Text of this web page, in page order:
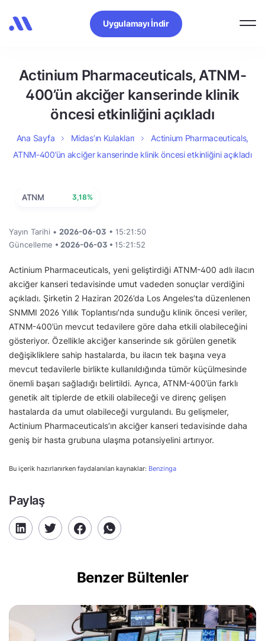
Uygulamayı İndir
Actinium Pharmaceuticals, ATNM-
400’ün akciğer kanserinde klinik
öncesi etkinliğini açıkladı
Ana Sayfa Midas’ın Kulakları
Actinium Pharmaceuticals,
ATNM-400’ün akciğer kanserinde klinik öncesi etkinliğini açıkladı
ATNM 3,18%
Yayın Tarihi • 2026-06-03 • 15:21:50
Güncelleme • 2026-06-03 • 15:21:52
Actinium Pharmaceuticals, yeni geliştirdiği ATNM-400 adlı ilacın
akciğer kanseri tedavisinde umut vadeden sonuçlar verdiğini
açıkladı. Şirketin 2 Haziran 2026’da Los Angeles’ta düzenlenen
SNMMI 2026 Yıllık Toplantısı’nda sunduğu klinik öncesi veriler,
ATNM-400’ün mevcut tedavilere göre daha etkili olabileceğini
gösteriyor. Özellikle akciğer kanserinde sık görülen genetik
değişikliklere sahip hastalarda, bu ilacın tek başına veya
mevcut tedavilerle birlikte kullanıldığında tümör küçülmesinde
önemli başarı sağladığı belirtildi. Ayrıca, ATNM-400’ün farklı
genetik alt tiplerde de etkili olabileceği ve direnç gelişen
hastalarda da umut olabileceği vurgulandı. Bu gelişmeler,
Actinium Pharmaceuticals’ın akciğer kanseri tedavisinde daha
geniş bir hasta grubuna ulaşma potansiyelini artırıyor.
Bu içerik hazırlanırken faydalanılan kaynaklar: Benzinga
Paylaş
Benzer Bültenler